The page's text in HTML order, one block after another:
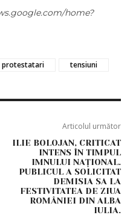
home?
protestatari tensiuni
Articolul următor
ILIE BOLOJAN, CRITICAT
INTENS ÎN TIMPUL
IMNULUI NAȚIONAL.
PUBLICUL A SOLICITAT
DEMISIA SA LA
FESTIVITATEA DE ZIUA
ROMÂNIEI DIN ALBA
IULIA.